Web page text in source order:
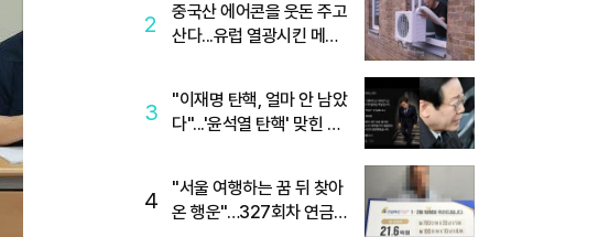
2
중국산 에어콘을 웃돈 주고
산다...유럽 열광시킨 메이
3
"이재명 탄핵, 얼마 안 남았
다"...'윤석열 탄핵' 맞힌 무
4
"서울 여행하는 꿈 뒤 찾아
온 행운"…327회차 연금